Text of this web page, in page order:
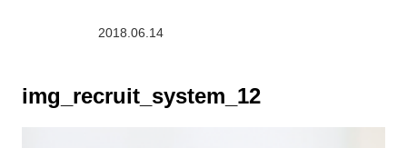
2018.06.14
img_recruit_system_12